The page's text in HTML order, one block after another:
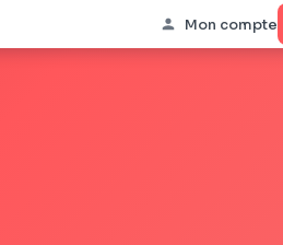
Mon compte